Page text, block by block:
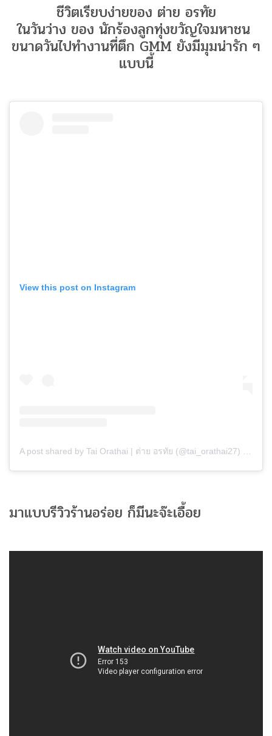
ชีวิตเรียบง่ายของ ต่าย อรทัย
ในวันว่าง ของ นักร้องลูกทุ่งขวัญใจมหาชน
ขนาดวันไปทำงานที่ตึก GMM ยังมีมุมน่ารัก ๆ
แบบนี้
View this post on Instagram
A post shared by Tai Orathai | ต่าย อรทัย (@tai_orathai27)
มาแบบรีวิวร้านอร่อย ก็มีนะจ๊ะเอื้อย